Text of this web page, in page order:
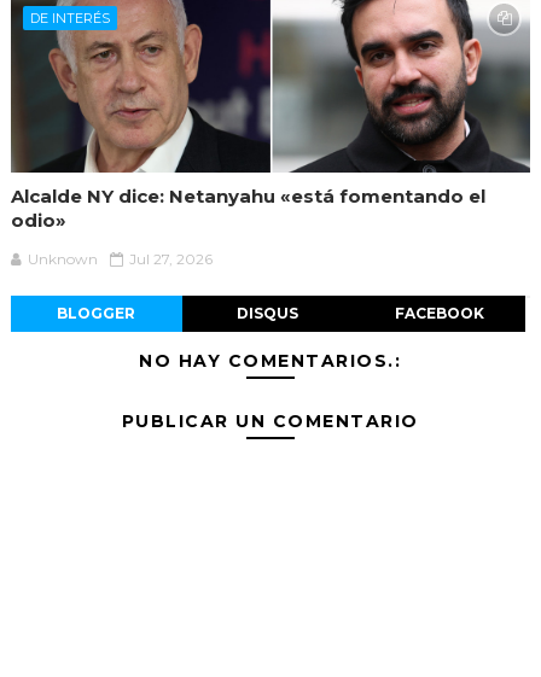
DE INTERÉS
Alcalde NY dice: Netanyahu «está fomentando el
odio»
Unknown Jul 27, 2026
BLOGGER DISQUS FACEBOOK
NO HAY COMENTARIOS.:
PUBLICAR UN COMENTARIO